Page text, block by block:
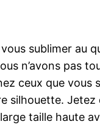
sublimer au
n’avons pas
ceux que vous
silhouette.
taille haute